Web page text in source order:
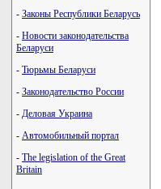
- Законы Республики Беларусь
- Новости законодательства
Беларуси
- Тюрьмы Беларуси
- Законодательство России
- Деловая Украина
- Автомобильный портал
- The legislation of the Great
Britain